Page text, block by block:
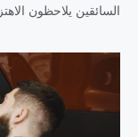
السائقين يلاحظون